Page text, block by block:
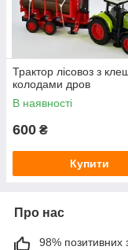
Трактор лісовоз з
колодами дров
В наявності
600 ₴
Купити
Про нас
98% позитивних з